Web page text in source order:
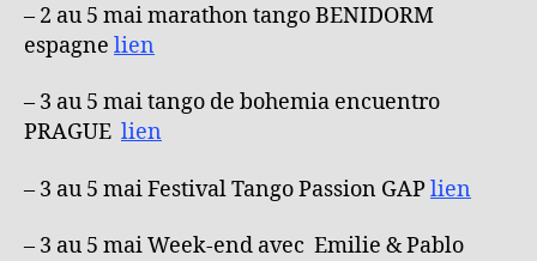
– 2 au 5 mai marathon tango BENIDORM
espagne lien
– 3 au 5 mai tango de bohemia encuentro
PRAGUE lien
– 3 au 5 mai Festival Tango Passion GAPlien
– 3 au 5 mai Week-end avec Emilie & Pablo